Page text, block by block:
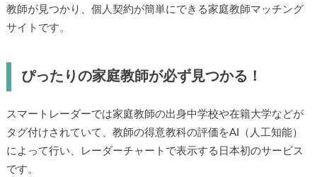
教師が見つかり、個人契約が簡単にできる家庭教師マッチング
サイトです。
ぴったりの家庭教師が必ず見つかる！
スマートレーダーでは家庭教師の出身中学校や在籍大学などが
タグ付けされていて、教師の得意教科の評価をAI（人工知能）
によって行い、レーダーチャートで表示する日本初のサービス
です。